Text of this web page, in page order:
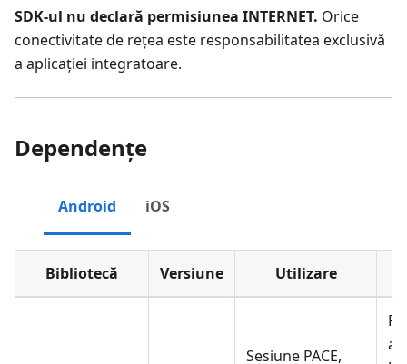
SDK-ul nu declară permisiunea INTERNET. Orice
conectivitate de rețea este responsabilitatea exclusivă
a aplicației integratoare.
Dependențe
Android iOS
Bibliotecă Versiune Utilizare
Sesiune PACE,